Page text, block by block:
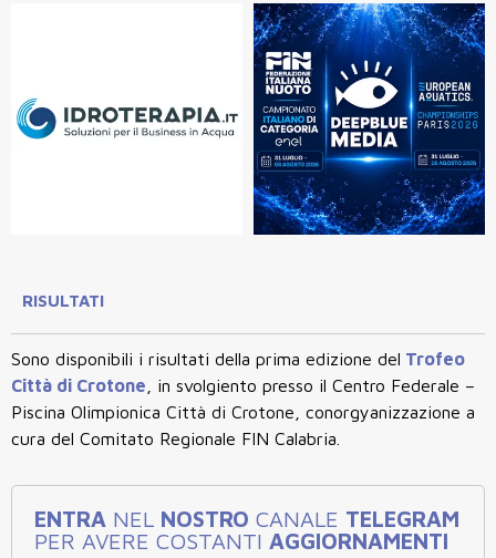
RISULTATI
Sono disponibili i risultati della prima edizione del Trofeo
Città di Crotone , in svolgiento presso il Centro Federale –
Piscina Olimpionica Città di Crotone, conorgyanizzazione a
cura del Comitato Regionale FIN Calabria.
ENTRA NEL NOSTRO CANALE TELEGRAM
PER AVERE COSTANTI AGGIORNAMENTI